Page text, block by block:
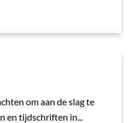
om aan de slag te
en tijdschriften in...